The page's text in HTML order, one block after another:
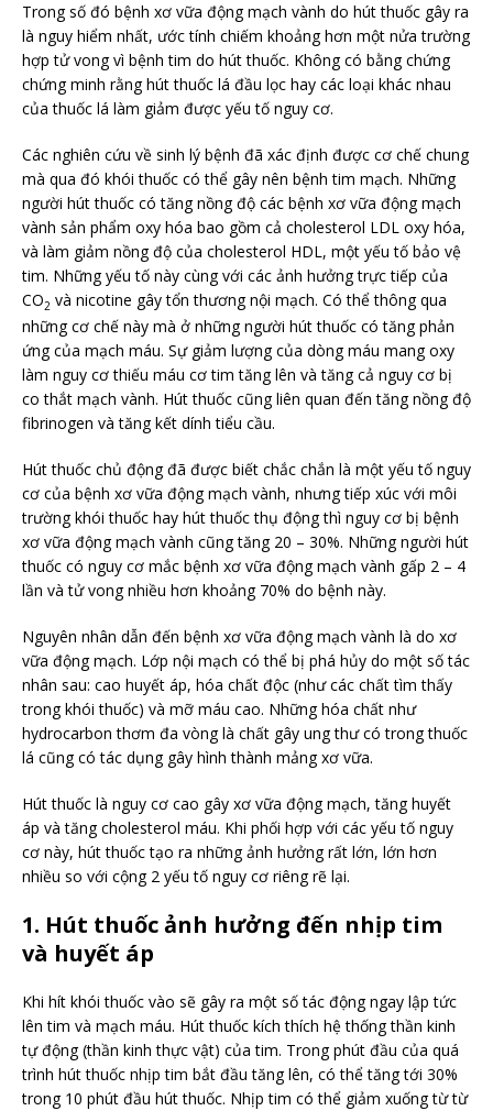
Trong số đó bệnh xơ vữa động mạch vành do hút thuốc gây ra
là nguy hiểm nhất, ước tính chiếm khoảng hơn một nửa trường
hợp tử vong vì bệnh tim do hút thuốc. Không có bằng chứng
chứng minh rằng hút thuốc lá đầu lọc hay các loại khác nhau
của thuốc lá làm giảm được yếu tố nguy cơ.
Các nghiên cứu về sinh lý bệnh đã xác định được cơ chế chung
mà qua đó khói thuốc có thể gây nên bệnh tim mạch. Những
người hút thuốc có tăng nồng độ các bệnh xơ vữa động mạch
vành sản phẩm oxy hóa bao gồm cả cholesterol LDL oxy hóa,
và làm giảm nồng độ của cholesterol HDL, một yếu tố bảo vệ
tim. Những yếu tố này cùng với các ảnh hưởng trực tiếp của
CO2 và nicotine gây tổn thương nội mạch. Có thể thông qua
những cơ chế này mà ở những người hút thuốc có tăng phản
ứng của mạch máu. Sự giảm lượng của dòng máu mang oxy
làm nguy cơ thiếu máu cơ tim tăng lên và tăng cả nguy cơ bị
co thắt mạch vành. Hút thuốc cũng liên quan đến tăng nồng độ
fibrinogen và tăng kết dính tiểu cầu.
Hút thuốc chủ động đã được biết chắc chắn là một yếu tố nguy
cơ của bệnh xơ vữa động mạch vành, nhưng tiếp xúc với môi
trường khói thuốc hay hút thuốc thụ động thì nguy cơ bị bệnh
xơ vữa động mạch vành cũng tăng 20 – 30%. Những người hút
thuốc có nguy cơ mắc bệnh xơ vữa động mạch vành gấp 2 – 4
lần và tử vong nhiều hơn khoảng 70% do bệnh này.
Nguyên nhân dẫn đến bệnh xơ vữa động mạch vành là do xơ
vữa động mạch. Lớp nội mạch có thể bị phá hủy do một số tác
nhân sau: cao huyết áp, hóa chất độc (như các chất tìm thấy
trong khói thuốc) và mỡ máu cao. Những hóa chất như
hydrocarbon thơm đa vòng là chất gây ung thư có trong thuốc
lá cũng có tác dụng gây hình thành mảng xơ vữa.
Hút thuốc là nguy cơ cao gây xơ vữa động mạch, tăng huyết
áp và tăng cholesterol máu. Khi phối hợp với các yếu tố nguy
cơ này, hút thuốc tạo ra những ảnh hưởng rất lớn, lớn hơn
nhiều so với cộng 2 yếu tố nguy cơ riêng rẽ lại.
1. Hút thuốc ảnh hưởng đến nhịp tim
và huyết áp
Khi hít khói thuốc vào sẽ gây ra một số tác động ngay lập tức
lên tim và mạch máu. Hút thuốc kích thích hệ thống thần kinh
tự động (thần kinh thực vật) của tim. Trong phút đầu của quá
trình hút thuốc nhịp tim bắt đầu tăng lên, có thể tăng tới 30%
trong 10 phút đầu hút thuốc. Nhịp tim có thể giảm xuống từ từ